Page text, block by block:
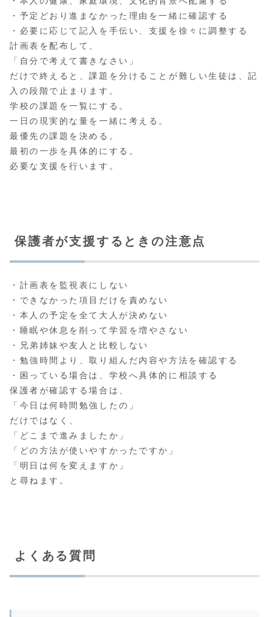
・予定どおり進まなかった理由を一緒に確認する
・必要に応じて記入を手伝い、支援を徐々に調整する
計画表を配布して、
「自分で考えて書きなさい」
だけで終えると、課題を分けることが難しい生徒は、記
入の段階で止まります。
学校の課題を一覧にする。
一日の現実的な量を一緒に考える。
最優先の課題を決める。
最初の一歩を具体的にする。
必要な支援を行います。
保護者が支援するときの注意点
・計画表を監視表にしない
・できなかった項目だけを責めない
・本人の予定を全て大人が決めない
・睡眠や休息を削って学習を増やさない
・兄弟姉妹や友人と比較しない
・勉強時間より、取り組んだ内容や方法を確認する
・困っている場合は、学校へ具体的に相談する
保護者が確認する場合は、
「今日は何時間勉強したの」
だけではなく、
「どこまで進みましたか」
「どの方法が使いやすかったですか」
「明日は何を変えますか」
と尋ねます。
よくある質問